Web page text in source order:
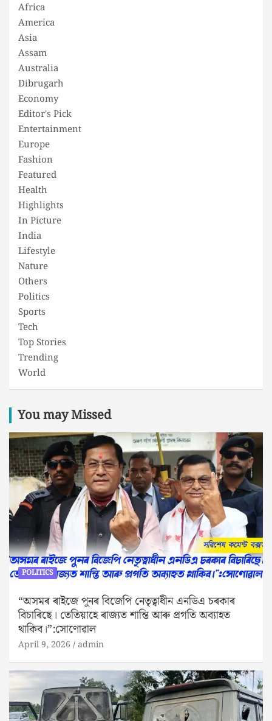
Africa
America
Asia
Assam
Australia
Dibrugarh
Economy
Editor's Pick
Entertainment
Europe
Fashion
Featured
Health
Highlights
In Picture
India
Lifestyle
Nature
Others
Politics
Sports
Tech
Top Stories
Trending
World
You may Missed
POLITICS
“অসমৰ ৰাইজে পুনৰ বিজেপি নেতৃত্বাধীন এনডিএ চৰকাৰ
বিচাৰিছে। তেতিয়াহে ৰাজ্যত শান্তি আৰু প্ৰগতি অব্যাহত
থাকিব।”:সোণোৱাল
April 9, 2026 admin